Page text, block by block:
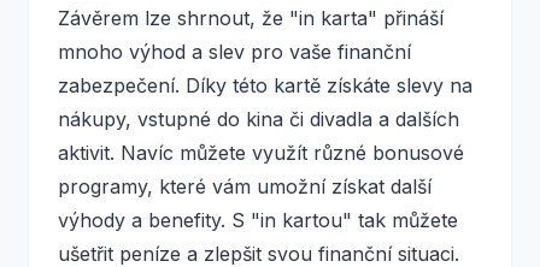
Závěrem lze shrnout, že "in karta" přináší
mnoho výhod a slev pro vaše finanční
zabezpečení. Díky této kartě získáte slevy na
nákupy, vstupné do kina či divadla a dalších
aktivit. Navíc můžete využít různé bonusové
programy, které vám umožní získat další
výhody a benefity. S "in kartou" tak můžete
ušetřit peníze a zlepšit svou finanční situaci.